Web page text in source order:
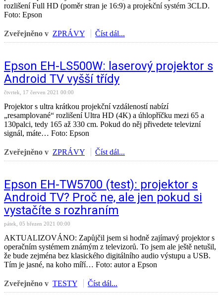
rozlišení Full HD (poměr stran je 16:9) a projekční systém 3CLD.
Foto: Epson
Zveřejněno v ZPRÁVY Číst dál...
Epson EH-LS500W: laserový projektor s
Android TV vyšší třídy
čtvrtek, 17 červen 2021 00:00
Projektor s ultra krátkou projekční vzdáleností nabízí
„resamplované“ rozlišení Ultra HD (4K) a úhlopříčku mezi 65 a
130palci, tedy 165 až 330 cm. Pokud do něj přivedete televizní
signál, máte… Foto: Epson
Zveřejněno v ZPRÁVY Číst dál...
Epson EH-TW5700 (test): projektor s
Android TV? Proč ne, ale jen pokud si
vystačíte s rozhraním
pátek, 05 březen 2021 00:00
AKTUALIZOVÁNO: Zapůjčil jsem si hodně zajímavý projektor s
operačním systémem známým z televizorů. To jsem ale ještě netušil,
že bude zejména bez klasického digitálního audio výstupu a USB.
Tím je jasné, na koho míří… Foto: autor a Epson
Zveřejněno v TESTY Číst dál...